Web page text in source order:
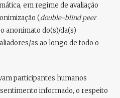
, em regime de avaliação
(double-blind peer
anonimato do(s)/da(s)
as ao longo de todo o
participantes humanos
informado, o respeito